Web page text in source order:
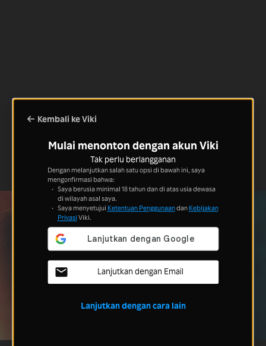
Kembali ke Viki
Mulai menonton dengan akun Viki
Tak perlu berlangganan
Dengan melanjutkan salah satu opsi di bawah ini, saya
mengonfirmasi bahwa:
Saya berusia minimal 18 tahun dan di atas usia dewasa
di wilayah asal saya.
Saya menyetujui Ketentuan Penggunaandan Kebijakan
Privasi Viki.
Lanjutkan dengan Email
Lanjutkan dengan cara lain